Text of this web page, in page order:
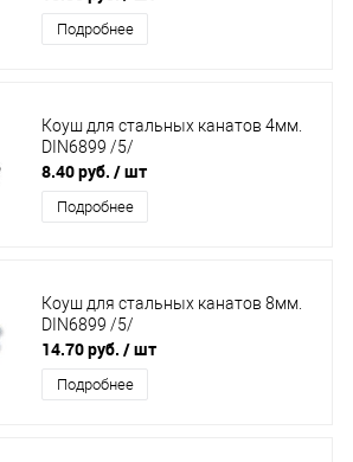
Подробнее
Коуш для стальных канатов 4мм.
DIN6899 /5/
8.40 руб. / шт
Подробнее
Коуш для стальных канатов 8мм.
DIN6899 /5/
14.70 руб. / шт
Подробнее